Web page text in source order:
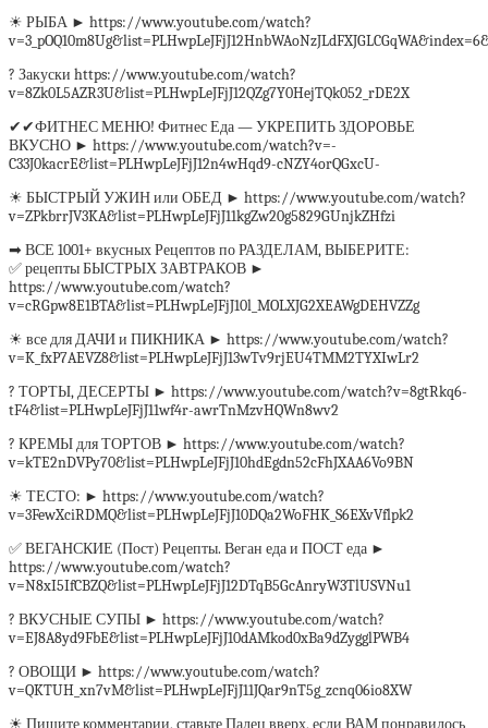
☀ РЫБА ► https://www.youtube.com/watch?
? Закуски https://www.youtube.com/watch?
v=8Zk0L5AZR3U&list=PLHwpLeJFjJ12QZg7Y0HejTQk052_rDE2X
✔✔ФИТНЕС МЕНЮ! Фитнес Еда — УКРЕПИТЬ ЗДОРОВЬЕ
ВКУСНО ► https://www.youtube.com/watch?v=-
C33J0kacrE&list=PLHwpLeJFjJ12n4wHqd9-cNZY4orQGxcU-
☀ БЫСТРЫЙ УЖИН или ОБЕД ► https://www.youtube.com/watch?
v=ZPkbrrJV3KA&list=PLHwpLeJFjJ11kgZw20g5829GUnjkZHfzi
➡ ВСЕ 1001+ вкусных Рецептов по РАЗДЕЛАМ, ВЫБЕРИТЕ:
✅ рецепты БЫСТРЫХ ЗАВТРАКОВ ►
https://www.youtube.com/watch?
v=cRGpw8E1BTA&list=PLHwpLeJFjJ10l_MOLXJG2XEAWgDEHVZZg
☀ все для ДАЧИ и ПИКНИКА ► https://www.youtube.com/watch?
v=K_fxP7AEVZ8&list=PLHwpLeJFjJ13wTv9rjEU4TMM2TYXIwLr2
? ТОРТЫ, ДЕСЕРТЫ ► https://www.youtube.com/watch?v=8gtRkq6-
tF4&list=PLHwpLeJFjJ11wf4r-awrTnMzvHQWn8wv2
? КРЕМЫ для ТОРТОВ ► https://www.youtube.com/watch?
v=kTE2nDVPy70&list=PLHwpLeJFjJ10hdEgdn52cFhJXAA6Vo9BN
☀ ТЕСТО: ► https://www.youtube.com/watch?
v=3FewXciRDMQ&list=PLHwpLeJFjJ10DQa2WoFHK_S6EXvVflpk2
✅ ВЕГАНСКИЕ (Пост) Рецепты. Веган еда и ПОСТ еда ►
https://www.youtube.com/watch?
v=N8xI5IfCBZQ&list=PLHwpLeJFjJ12DTqB5GcAnryW3TlUSVNu1
? ВКУСНЫЕ СУПЫ ► https://www.youtube.com/watch?
v=EJ8A8yd9FbE&list=PLHwpLeJFjJ10dAMkod0xBa9dZygglPWB4
? ОВОЩИ ► https://www.youtube.com/watch?
v=QKTUH_xn7vM&list=PLHwpLeJFjJ11JQar9nT5g_zcnq06io8XW
☀ Пишите комментарии, ставьте Палец вверх, если ВАМ понравилось